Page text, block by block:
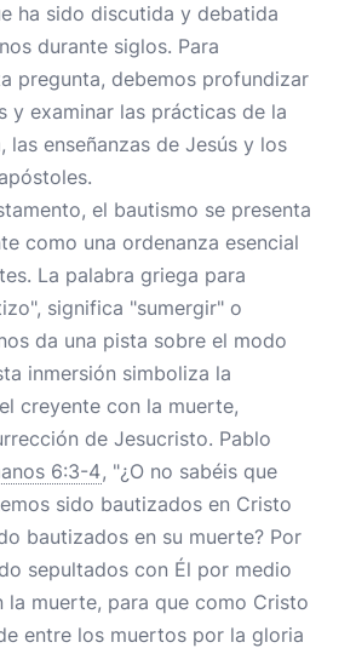
ha sido discutida y debatida
durante siglos. Para
pregunta, debemos profundizar
y examinar las prácticas de la
las enseñanzas de Jesús y los
el bautismo se presenta
como una ordenanza esencial
La palabra griega para
significa "sumergir" o
da una pista sobre el modo
inmersión simboliza la
creyente con la muerte,
de Jesucristo. Pablo
6:3-4, "¿O no sabéis que
sido bautizados en Cristo
bautizados en su muerte? Por
sepultados con Él por medio
la muerte, para que como Cristo
entre los muertos por la gloria